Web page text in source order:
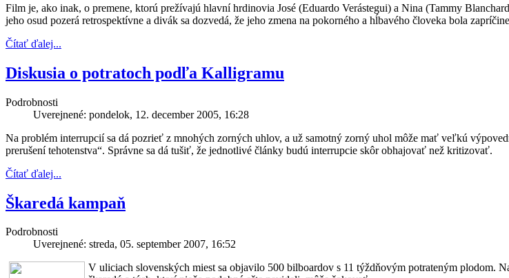
Film je, ako inak, o premene, ktorú prežívajú hlavní hrdinovia José (Eduardo Verástegui) a Nina (Tammy
jeho osud pozerá retrospektívne a divák sa dozvedá, že jeho zmena na pokorného a hĺbavého človeka bola
Čítať ďalej...
Diskusia o potratoch podľa Kalligramu
Podrobnosti
Uverejnené: pondelok, 12. december 2005, 16:28
Na problém interrupcií sa dá pozrieť z mnohých zorných uhlov, a už samotný zorný uhol môže mať veľkú
prerušení tehotenstva“. Správne sa dá tušiť, že jednotlivé články budú interrupcie skôr obhajovať než kritizovať.
Čítať ďalej...
Škaredá kampaň
Podrobnosti
Uverejnené: streda, 05. september 2007, 16:52
V uliciach slovenských miest sa objavilo 500 bilboardov s 11 týždňovým potrateným plodom.